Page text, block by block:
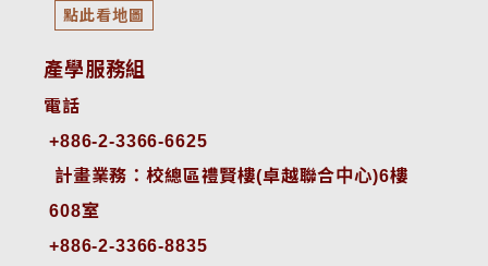
點此看地圖
產學服務組
電話
+886-2-3366-6625
計畫業務：校總區禮賢樓(卓越聯合中心)6樓
608室
+886-2-3366-8835